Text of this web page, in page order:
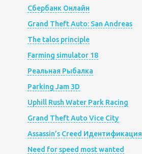
Сбербанк Онлайн
Grand Theft Auto: San Andreas
The talos principle
Farming simulator 18
Реальная Рыбалка
Parking Jam 3D
Uphill Rush Water Park Racing
Grand Theft Auto Vice City
Assassin’s Creed Идентификация
Need for speed most wanted